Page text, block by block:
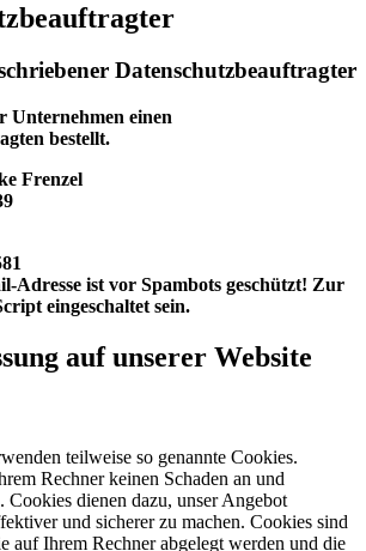
Datenschutzbeauftragter
Unternehmen einen
bestellt.
Frenzel
Adresse ist vor Spambots geschützt! Zur
eingeschaltet sein.
auf unserer Website
teilweise so genannte Cookies.
Rechner keinen Schaden an und
Cookies dienen dazu, unser Angebot
und sicherer zu machen. Cookies sind
auf Ihrem Rechner abgelegt werden und die